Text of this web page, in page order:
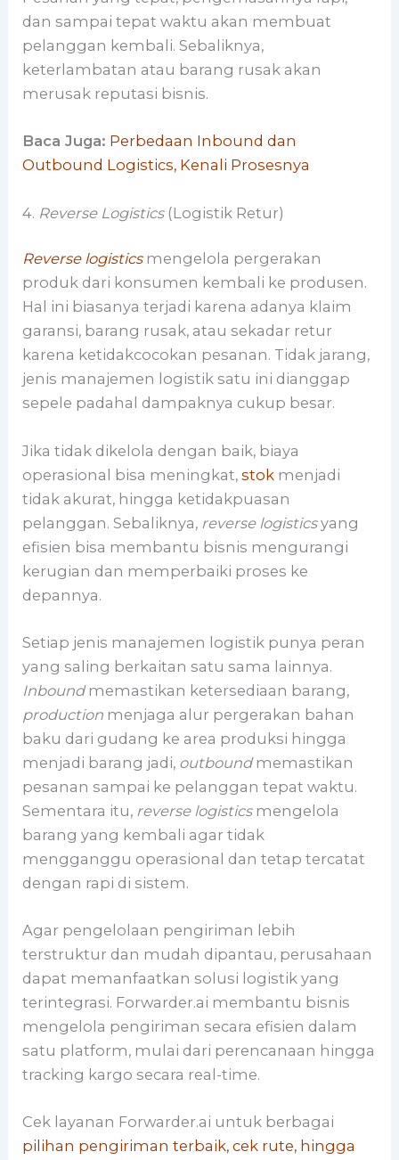
dan sampai tepat waktu akan membuat
pelanggan kembali. Sebaliknya,
keterlambatan atau barang rusak akan
merusak reputasi bisnis.
Baca Juga: Perbedaan Inbound dan
Outbound Logistics, Kenali Prosesnya
4. Reverse Logistics(Logistik Retur)
Reverse logisticsmengelola pergerakan
produk dari konsumen kembali ke produsen.
Hal ini biasanya terjadi karena adanya klaim
garansi, barang rusak, atau sekadar retur
karena ketidakcocokan pesanan. Tidak jarang,
jenis manajemen logistik satu ini dianggap
sepele padahal dampaknya cukup besar.
Jika tidak dikelola dengan baik, biaya
operasional bisa meningkat,stok menjadi
tidak akurat, hingga ketidakpuasan
pelanggan. Sebaliknya, reverse logisticsyang
efisien bisa membantu bisnis mengurangi
kerugian dan memperbaiki proses ke
depannya.
Setiap jenis manajemen logistik punya peran
yang saling berkaitan satu sama lainnya.
Inboundmemastikan ketersediaan barang,
production menjaga alur pergerakan bahan
baku dari gudang ke area produksi hingga
menjadi barang jadi, outboundmemastikan
pesanan sampai ke pelanggan tepat waktu.
Sementara itu, reverse logisticsmengelola
barang yang kembali agar tidak
mengganggu operasional dan tetap tercatat
dengan rapi di sistem.
Agar pengelolaan pengiriman lebih
terstruktur dan mudah dipantau, perusahaan
dapat memanfaatkan solusi logistik yang
terintegrasi. Forwarder.ai membantu bisnis
mengelola pengiriman secara efisien dalam
satu platform, mulai dari perencanaan hingga
tracking kargo secara real-time.
Cek layanan Forwarder.ai untuk berbagai
pilihan pengiriman terbaik, cek rute, hingga